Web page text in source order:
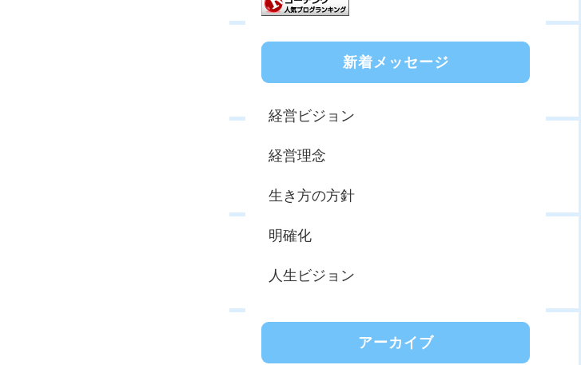
新着メッセージ
経営ビジョン
経営理念
生き方の方針
明確化
人生ビジョン
アーカイブ